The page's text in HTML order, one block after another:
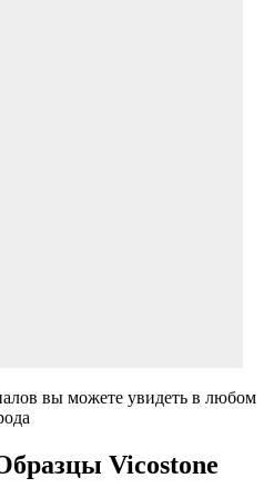
вы можете увидеть в любом
Vicostone